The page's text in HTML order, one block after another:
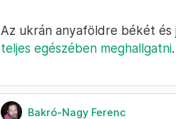
Az ukrán anyaföldre békét és
teljes egészében meghallgatni.
Bakró-Nagy Ferenc